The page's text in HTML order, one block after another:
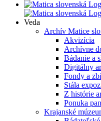
Veda
Archív Matice
Akvizícia
Archívne
Bádanie a
Digitálny
Fondy a
Stála
Z histórie
Ponuka
Krajanské